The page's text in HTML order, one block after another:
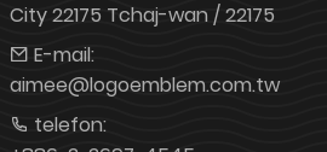
City 22175 Tchaj-wan / 22175
E-mail:
aimee@logoemblem.com.tw
telefon: